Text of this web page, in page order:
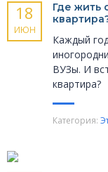
18
ИЮН
Где жить
Каждый
ВУЗы. И
квартира?
Категория: